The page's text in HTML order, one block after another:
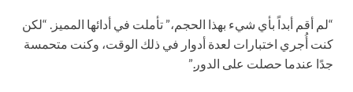
“لم أقم أبداً بأي شيء بهذا الحجم،” تأملت في أدائها المميز. “لكن
كنت أُجري اختبارات لعدة أدوار في ذلك الوقت، وكنت متحمسة
جدًا عندما حصلت على الدور.”